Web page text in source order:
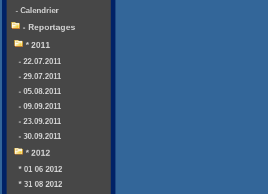
- Calendrier
- Reportages
* 2011
- 22.07.2011
- 29.07.2011
- 05.08.2011
- 09.09.2011
- 23.09.2011
- 30.09.2011
* 2012
* 01 06 2012
* 31 08 2012